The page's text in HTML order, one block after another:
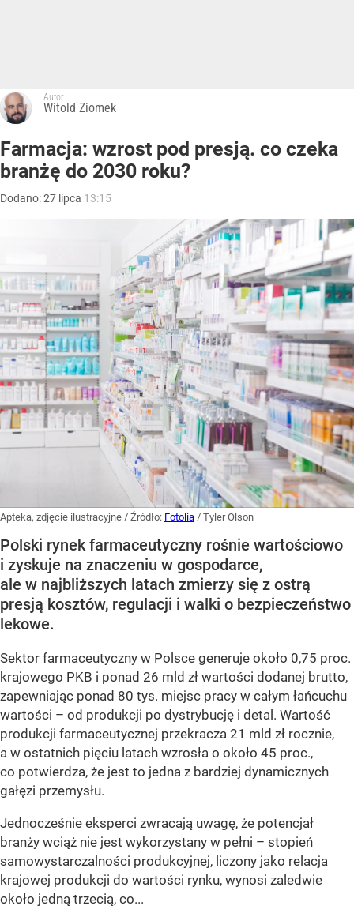
Autor:
Witold Ziomek
Farmacja: wzrost pod presją. co czeka
branżę do 2030 roku?
Dodano:27 lipca 13:15
Apteka, zdjęcie ilustracyjne / Źródło: Fotolia / Tyler Olson
Polski rynek farmaceutyczny rośnie wartościowo
i zyskuje na znaczeniu w gospodarce,
ale w najbliższych latach zmierzy się z ostrą
presją kosztów, regulacji i walki o bezpieczeństwo
lekowe.
Sektor farmaceutyczny w Polsce generuje około 0,75 proc.
krajowego PKB i ponad 26 mld zł wartości dodanej brutto,
zapewniając ponad 80 tys. miejsc pracy w całym łańcuchu
wartości – od produkcji po dystrybucję i detal. Wartość
produkcji farmaceutycznej przekracza 21 mld zł rocznie,
a w ostatnich pięciu latach wzrosła o około 45 proc.,
co potwierdza, że jest to jedna z bardziej dynamicznych
gałęzi przemysłu.
Jednocześnie eksperci zwracają uwagę, że potencjał
branży wciąż nie jest wykorzystany w pełni – stopień
samowystarczalności produkcyjnej, liczony jako relacja
krajowej produkcji do wartości rynku, wynosi zaledwie
około jedną trzecią, co...